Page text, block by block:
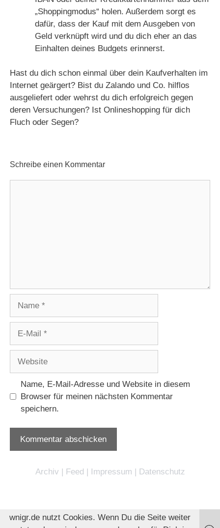
„Shoppingmodus“ holen. Außerdem sorgt es
dafür, dass der Kauf mit dem Ausgeben von
Geld verknüpft wird und du dich eher an das
Einhalten deines Budgets erinnerst.
Hast du dich schon einmal über dein Kaufverhalten im
Internet geärgert? Bist du Zalando und Co. hilflos
ausgeliefert oder wehrst du dich erfolgreich gegen
deren Versuchungen? Ist Onlineshopping für dich
Fluch oder Segen?
Schreibe einen Kommentar
Name, E-Mail-Adresse und Website in diesem
Browser für meinen nächsten Kommentar
speichern.
Archiv | Feed | Impressum | Datenschutz
wnigr.de nutzt Cookies. Wenn Du die Seite weiter